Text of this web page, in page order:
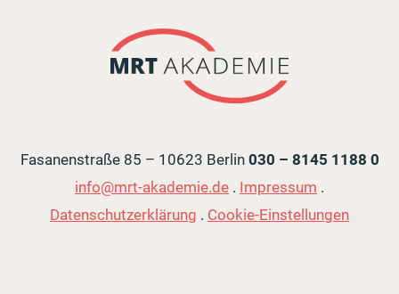
Fasanenstraße 85 – 10623 Berlin 030 – 8145 1188 0
info@mrt-akademie.de
Impressum
Datenschutzerklärung
Cookie-Einstellungen